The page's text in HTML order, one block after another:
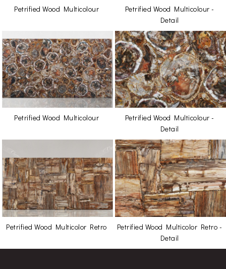
Petrified Wood Multicolour
Petrified Wood Multicolour -
Detail
Petrified Wood Multicolour
Petrified Wood Multicolour -
Detail
Petrified Wood Multicolor Retro
Petrified Wood Multicolor Retro -
Detail